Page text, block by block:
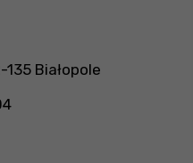
135 Białopole